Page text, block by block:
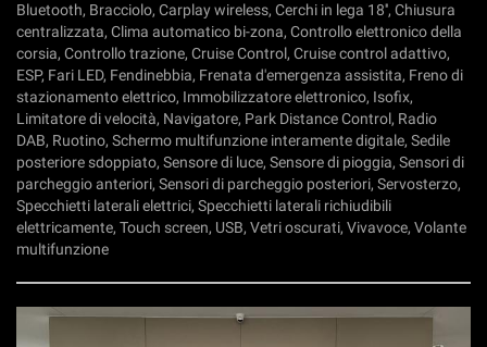
Bluetooth, Bracciolo, Carplay wireless, Cerchi in lega 18'', Chiusura
centralizzata, Clima automatico bi-zona, Controllo elettronico della
corsia, Controllo trazione, Cruise Control, Cruise control adattivo,
ESP, Fari LED, Fendinebbia, Frenata d'emergenza assistita, Freno di
stazionamento elettrico, Immobilizzatore elettronico, Isofix,
Limitatore di velocità, Navigatore, Park Distance Control, Radio
DAB, Ruotino, Schermo multifunzione interamente digitale, Sedile
posteriore sdoppiato, Sensore di luce, Sensore di pioggia, Sensori di
parcheggio anteriori, Sensori di parcheggio posteriori, Servosterzo,
Specchietti laterali elettrici, Specchietti laterali richiudibili
elettricamente, Touch screen, USB, Vetri oscurati, Vivavoce, Volante
multifunzione